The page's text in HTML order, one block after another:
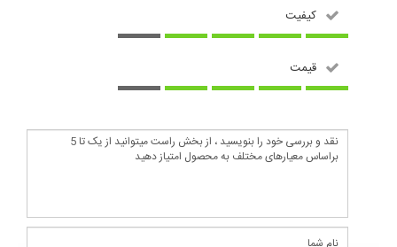
کیفیت
قیمت